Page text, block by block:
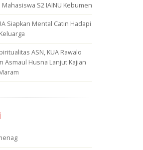
S2 IAINU Kebumen
Siapkan Mental Catin Hadapi
ASN, KUA Rawalo
Asmaul Husna Lanjut Kajian